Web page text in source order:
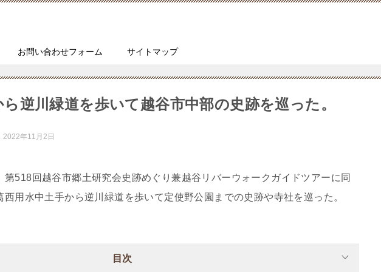
お問い合わせフォーム サイトマップ
逆川緑道を歩いて越谷市中部の史跡を巡った。
2022年11月2日
518回越谷市郷土研究会史跡めぐり兼越谷リバーウォークガイドツアーに同
用水中土手から逆川緑道を歩いて定使野公園までの史跡や寺社を巡った。
目次